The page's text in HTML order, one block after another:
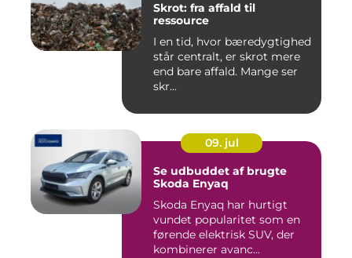
Skrot: fra affald til
ressource
I en tid, hvor bæredygtighed
står centralt, er skrot mere
end bare affald. Mange ser
skr...
09. jul
Se udbuddet af brugte
Skoda Enyaq
Skoda Enyaq har hurtigt
vundet popularitet som en
førende elektrisk SUV, der
kombinerer avanc...